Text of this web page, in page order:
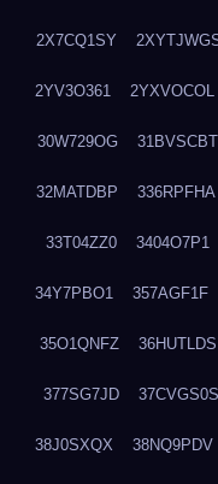
2X7CQ1SY
2YV3O361 2YXVOCOL
30W729OG 31BVSCBT
32MATDBP 336RPFHA
33T04ZZ0 3404O7P1
34Y7PBO1 357AGF1F
35O1QNFZ 36HUTLDS
377SG7JD 37CVGS0S
38J0SXQX 38NQ9PDV